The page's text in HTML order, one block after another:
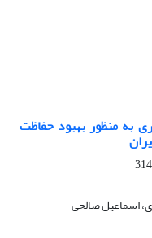
به منظور بهبود حفاظت
اسماعیل صالحی